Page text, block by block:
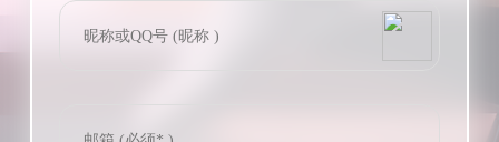
Tieba